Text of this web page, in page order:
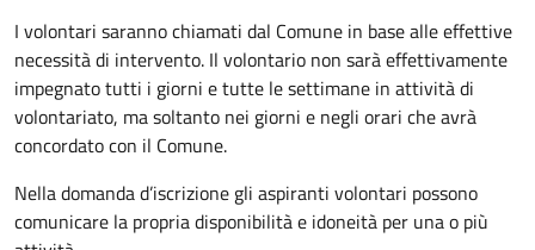
I volontari saranno chiamati dal Comune in base alle effettive
necessità di intervento. Il volontario non sarà effettivamente
impegnato tutti i giorni e tutte le settimane in attività di
volontariato, ma soltanto nei giorni e negli orari che avrà
concordato con il Comune.
Nella domanda d’iscrizione gli aspiranti volontari possono
comunicare la propria disponibilità e idoneità per una o più